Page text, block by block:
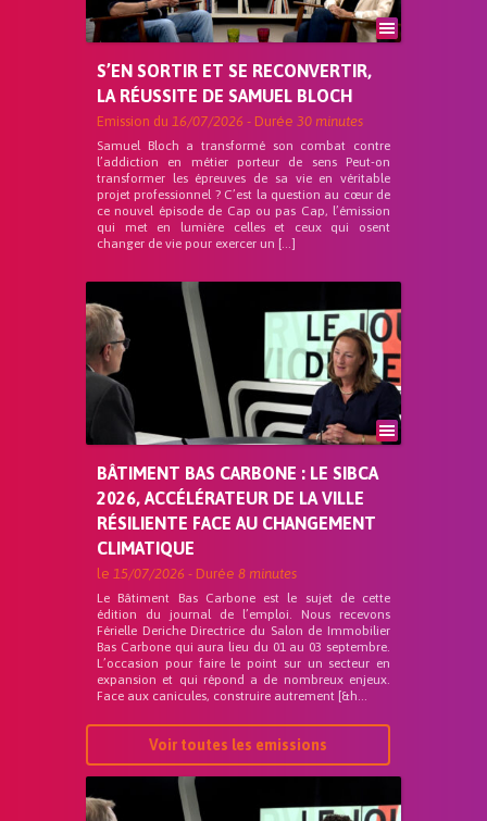
S’EN SORTIR ET SE RECONVERTIR,
LA RÉUSSITE DE SAMUEL BLOCH
Emission du 16/07/2026 - Durée 30 minutes
Samuel Bloch a transformé son combat contre
l’addiction en métier porteur de sens Peut-on
transformer les épreuves de sa vie en véritable
projet professionnel ? C’est la question au cœur de
ce nouvel épisode de Cap ou pas Cap, l’émission
qui met en lumière celles et ceux qui osent
changer de vie pour exercer un […]
BÂTIMENT BAS CARBONE : LE SIBCA
2026, ACCÉLÉRATEUR DE LA VILLE
RÉSILIENTE FACE AU CHANGEMENT
CLIMATIQUE
le 15/07/2026 - Durée 8 minutes
Le Bâtiment Bas Carbone est le sujet de cette
édition du journal de l’emploi. Nous recevons
Férielle Deriche Directrice du Salon de Immobilier
Bas Carbone qui aura lieu du 01 au 03 septembre.
L’occasion pour faire le point sur un secteur en
expansion et qui répond a de nombreux enjeux.
Face aux canicules, construire autrement [&h...
Voir toutes les emissions